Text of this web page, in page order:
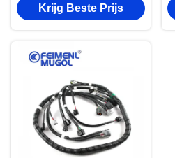
Onderdelen 8-
Krijg Beste Prijs